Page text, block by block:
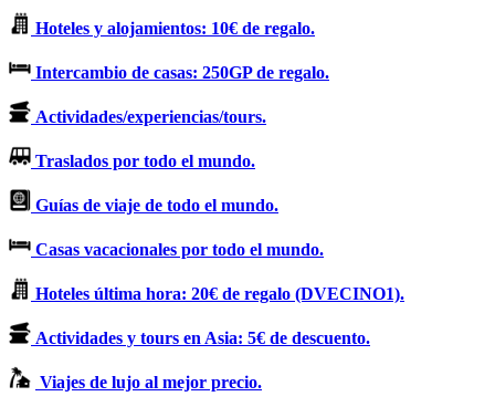
Hoteles y alojamientos: 10€ de regalo.
Intercambio de casas: 250GP de regalo.
Actividades/experiencias/tours.
Traslados por todo el mundo.
Guías de viaje de todo el mundo.
Casas vacacionales por todo el mundo.
Hoteles última hora: 20€ de regalo (DVECINO1).
Actividades y tours en Asia: 5€ de descuento.
Viajes de lujo al mejor precio.